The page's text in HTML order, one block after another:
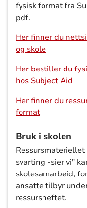
fysisk format fra
pdf.
Her finner du
og skole
Her bestiller du
hos Subject Aid
Her finner du
format
Bruk i skolen
Ressursmateriellet
svarting -sier vi"
skolesamarbeid,
ansatte tilbyr
ressursheftet.